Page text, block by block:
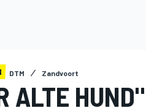
DTM Zandvoort
ALTE